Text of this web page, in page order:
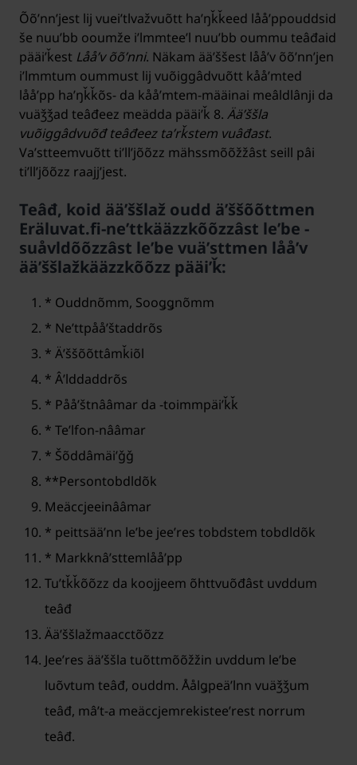
Õõʹnnʼjest lij vueiʹtlvažvuõtt haʹŋǩǩeed lååʹppouddsid
še nuuʹbb ooumže iʹlmmteeʹl nuuʹbb oummu teâđaid
pääiʹǩest Lååʹv õõʹnni. Näkam ääʹššest lååʹv õõʹnnʼjen
iʹlmmtum oummust lij vuõiggâdvuõtt kååʹmted
lååʹpp haʹŋǩǩõs- da kååʹmtem-määinai meâldlânji da
vuäǯǯad teâđeez meädda pääiʹǩ 8. Ääʹššla
vuõiggâdvuõđ teâđeez taʹrǩstem vuâđast.
Vaʹstteemvuõtt tiʹllʼjõõzz mähssmõõžžâst seill pâi
tiʹllʼjõõzz raajjʼjest.
Teâđ, koid ääʹššlaž oudd äʹššõõttmen
Eräluvat.fi-neʹttkääzzkõõzzâst leʹbe -
suåvldõõzzâst leʹbe vuäʹsttmen lååʹv
ääʹššlažkääzzkõõzz pääiʹǩ:
* Ouddnõmm, Sooǥǥnõmm
* Neʹttpååʹštaddrõs
* Äʹššõõttâmǩiõl
* Âʹlddaddrõs
* Pååʹštnââmar da -toimmpäiʹǩǩ
* Teʹlfon-nââmar
* Šõddâmäiʹǧǧ
**Persontobdldõk
Meäccjeeinââmar
* peittsääʹnn leʹbe jeeʹres tobdstem tobdldõk
* Markknâʹsttemlååʹpp
Tuʹtǩǩõõzz da koojjeem õhttvuõđâst uvddum
teâđ
Ääʹššlažmaacctõõzz
Jeeʹres ääʹššla tuõttmõõžžin uvddum leʹbe
luõvtum teâđ, ouddm. Åålǥpeäʹlnn vuäǯǯum
teâđ, mâʹt-a meäccjemrekisteeʹrest norrum
teâđ.